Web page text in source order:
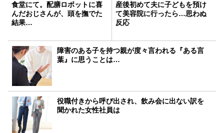
食堂にて。配膳ロボットに喜
んだおじさんが、頭を撫でた
結果…
産後初めて夫に子どもを預け
て美容院に行ったら…思わぬ
反応
障害のある子を持つ親が度々言われる『ある言
葉』に思うことは…
役職付きから呼び出され、飲み会に出ない訳を
聞かれた女性社員は